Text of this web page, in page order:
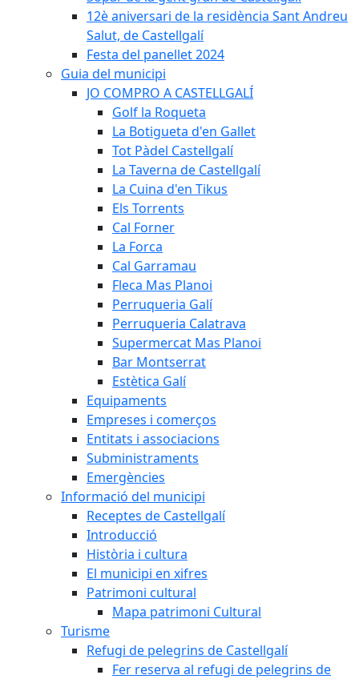
12è aniversari de la residència Sant Andreu
Salut, de Castellgalí
Festa del panellet 2024
Guia del municipi
JO COMPRO A CASTELLGALÍ
Golf la Roqueta
La Botigueta d'en Gallet
Tot Pàdel Castellgalí
La Taverna de Castellgalí
La Cuina d'en Tikus
Els Torrents
Cal Forner
La Forca
Cal Garramau
Fleca Mas Planoi
Perruqueria Galí
Perruqueria Calatrava
Supermercat Mas Planoi
Bar Montserrat
Estètica Galí
Equipaments
Empreses i comerços
Entitats i associacions
Subministraments
Emergències
Informació del municipi
Receptes de Castellgalí
Introducció
Història i cultura
El municipi en xifres
Patrimoni cultural
Mapa patrimoni Cultural
Turisme
Refugi de pelegrins de Castellgalí
Fer reserva al refugi de pelegrins de